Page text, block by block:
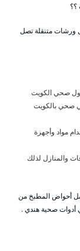
؟؟
ورشات متنقلة تصل
صحي الكويت
صحي بالكويت
مواد وأجهزة
والمنازل لذلك
أحواض المطبخ من
أدوات صحية هندي .